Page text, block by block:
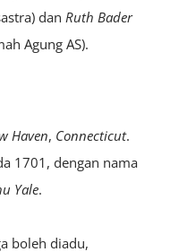
dan Ruth Bader
Agung AS).
Haven, Connecticut.
1701, dengan nama
Yale.
boleh diadu,